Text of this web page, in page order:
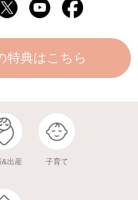
特典はこちら
&出産 子育て